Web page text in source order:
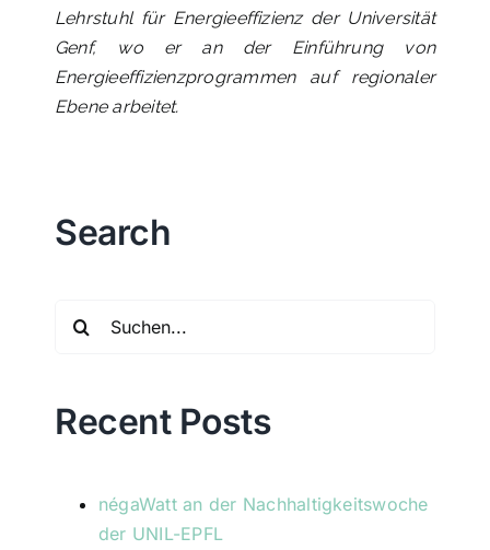
Lehrstuhl für Energieeffizienz der Universität
Genf, wo er an der Einführung von
Energieeffizienzprogrammen auf regionaler
Ebene arbeitet.
Search
nach:
Recent Posts
négaWatt an der Nachhaltigkeitswoche
der UNIL-EPFL